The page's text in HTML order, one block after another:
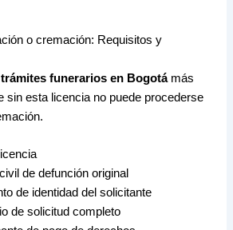
o cremación: Requisitos y
trámites funerarios en Bogotámás
sin esta licencia no puede procederse
de defunción original
de identidad del solicitante
de solicitud completo